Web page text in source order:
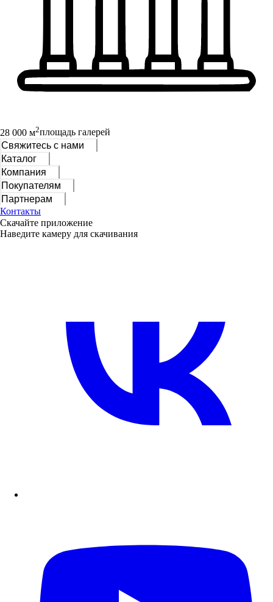
28 000 м2площадь галерей
Свяжитесь с нами
Каталог
Компания
Покупателям
Партнерам
Контакты
Скачайте приложение
Наведите камеру для скачивания